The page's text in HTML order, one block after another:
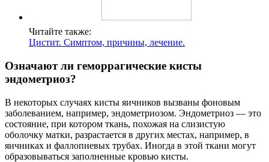
Читайте также:
Цистит. Симптом, причины, лечение.
Означают ли геморрагические кисты
эндометриоз?
В некоторых случаях кисты яичников вызваны фоновым
заболеванием, например, эндометриозом. Эндометриоз — это
состояние, при котором ткань, похожая на слизистую
оболочку матки, разрастается в других местах, например, в
яичниках и фаллопиевых трубах. Иногда в этой ткани могут
образовываться заполненные кровью кисты.